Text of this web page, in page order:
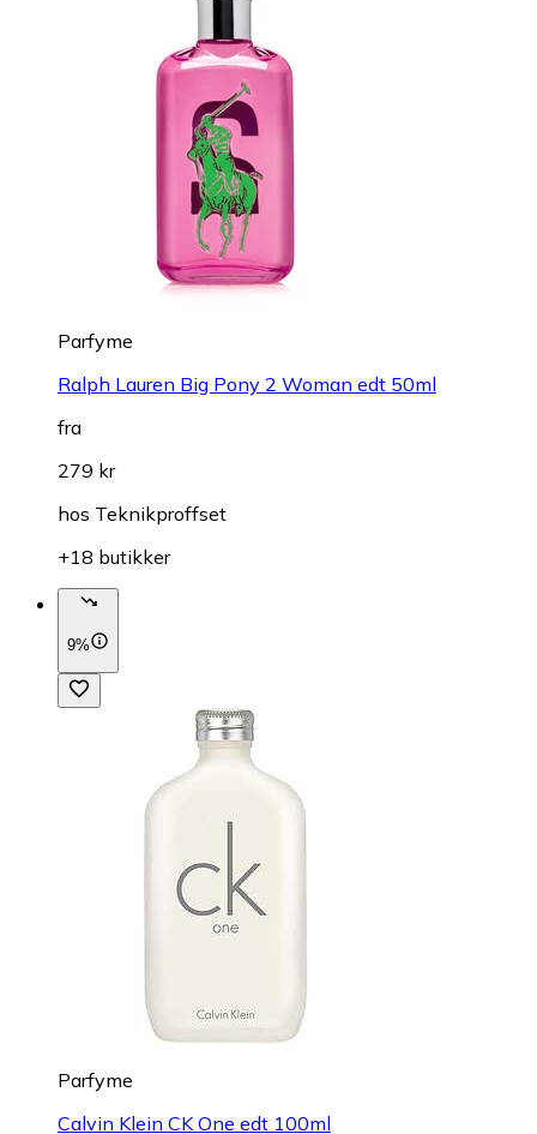
Parfyme
Ralph Lauren Big Pony 2 Woman edt 50ml
fra
279 kr
hos Teknikproffset
+18 butikker
9%
Parfyme
Calvin Klein CK One edt 100ml